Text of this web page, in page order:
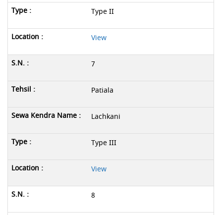
Type II
View
7
Patiala
Lachkani
Type III
View
8